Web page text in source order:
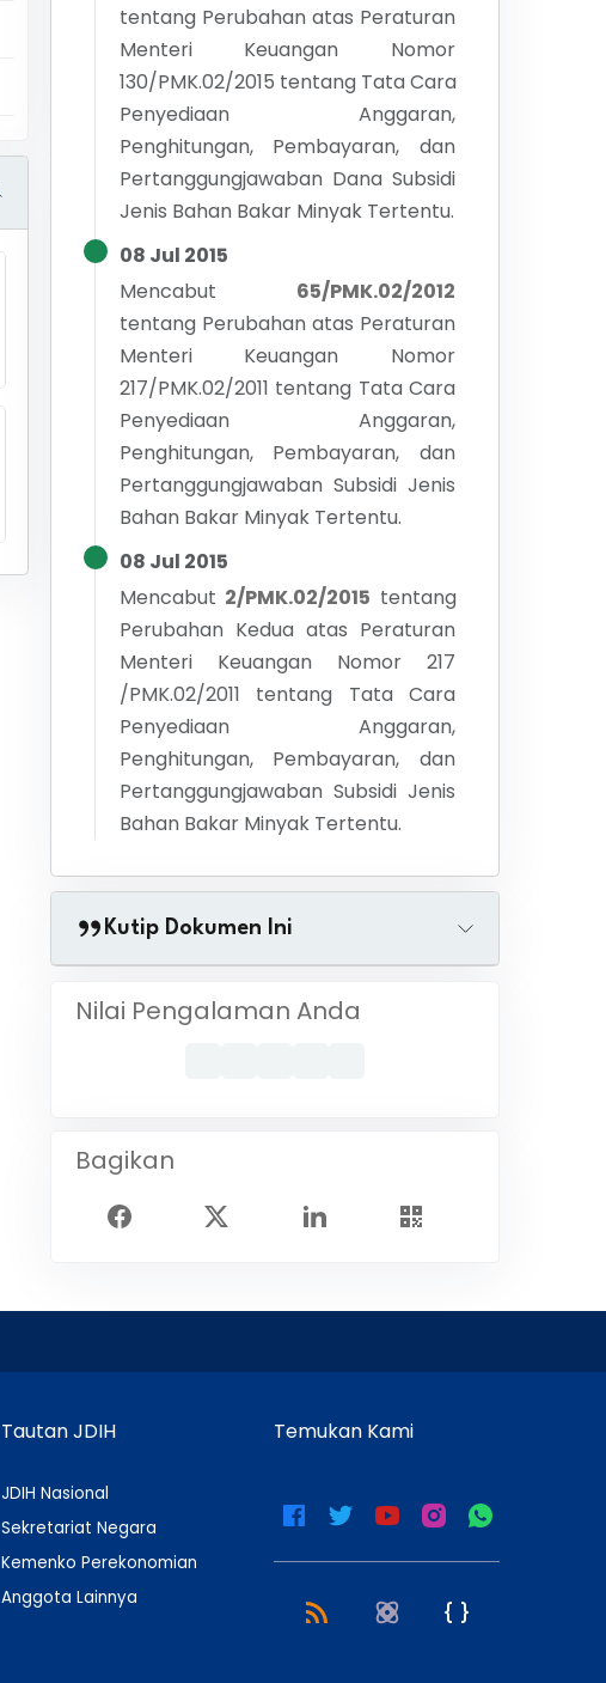
tentang Perubahan atas Peraturan
Menteri Keuangan Nomor
130/PMK.02/2015 tentang Tata Cara
Penyediaan Anggaran,
Penghitungan, Pembayaran, dan
Pertanggungjawaban Dana Subsidi
Jenis Bahan Bakar Minyak Tertentu.
08 Jul 2015
Mencabut
65/PMK.02/2012
tentang Perubahan atas Peraturan
Menteri Keuangan Nomor
217/PMK.02/2011 tentang Tata Cara
Penyediaan Anggaran,
Penghitungan, Pembayaran, dan
Pertanggungjawaban Subsidi Jenis
Bahan Bakar Minyak Tertentu.
08 Jul 2015
Mencabut 2/PMK.02/2015 tentang
Perubahan Kedua atas Peraturan
Menteri Keuangan Nomor 217
/PMK.02/2011 tentang Tata Cara
Penyediaan Anggaran,
Penghitungan, Pembayaran, dan
Pertanggungjawaban Subsidi Jenis
Bahan Bakar Minyak Tertentu.
Kutip Dokumen Ini
Nilai Pengalaman Anda
Bagikan
Tautan JDIH
JDIH Nasional
Sekretariat Negara
Kemenko Perekonomian
Anggota Lainnya
Temukan Kami